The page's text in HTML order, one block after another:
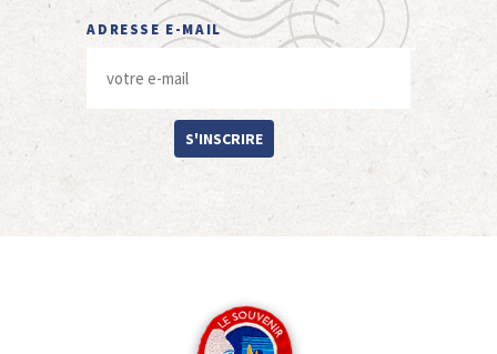
ADRESSE E-MAIL
S'INSCRIRE